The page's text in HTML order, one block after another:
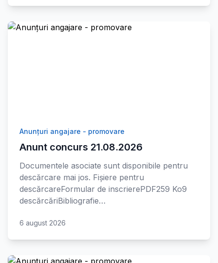
Anunțuri angajare - promovare
Anunt concurs 21.08.2026
Documentele asociate sunt disponibile pentru
descărcare mai jos. Fișiere pentru
descărcareFormular de inscrierePDF259 Ko9
descărcăriBibliografie…
6 august 2026